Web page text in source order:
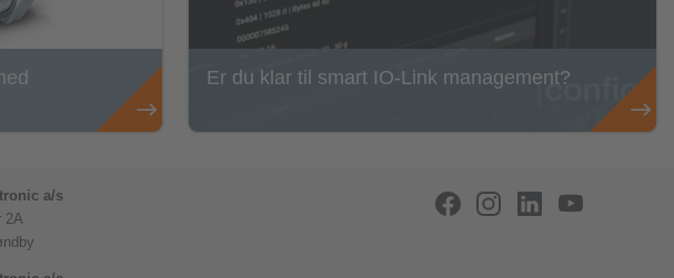
Er du klar til smart IO-Link management?
a/s
2A